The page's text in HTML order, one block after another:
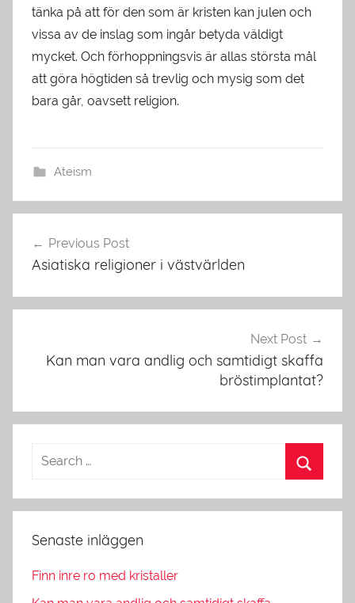
tänka på att för den som är kristen kan julen och
vissa av de inslag som ingår betyda väldigt
mycket. Och förhoppningsvis är allas största mål
att göra högtiden så trevlig och mysig som det
bara går, oavsett religion.
Ateism
Previous Post
Asiatiska religioner i västvärlden
Next Post
Kan man vara andlig och samtidigt skaffa
bröstimplantat?
Senaste inläggen
Finn inre ro med kristaller